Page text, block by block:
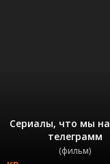
Сериалы, что мы
телеграмм
(фильм)